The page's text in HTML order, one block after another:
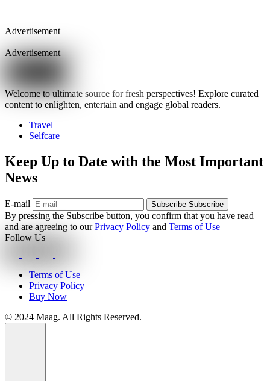
Advertisement
Advertisement
Welcome to ultimate source for fresh perspectives! Explore curated
content to enlighten, entertain and engage global readers.
Travel
Selfcare
Keep Up to Date with the Most Important
News
E-mail Subscribe Subscribe
By pressing the Subscribe button, you confirm that you have read
and are agreeing to ourPrivacy Policy and Terms of Use
Follow Us
Terms of Use
Privacy Policy
Buy Now
© 2024 Maag. All Rights Reserved.